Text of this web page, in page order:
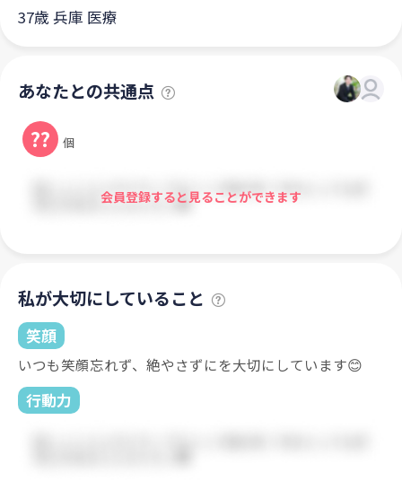
37歳 兵庫 医療
あなたとの共通点
?? 個
会員登録すると見ることができます
私が大切にしていること
笑顔
いつも笑顔忘れず、絶やさずにを大切にしています😊
行動力